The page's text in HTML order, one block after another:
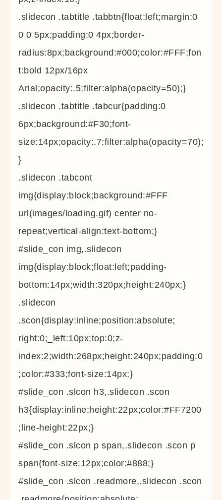
.slidecon .tabtitle .tabbtn{float:left;margin:0
0 0 5px;padding:0 4px;border-
radius:8px;background:#000;color:#FFF;fon
t:bold 12px/16px
Arial;opacity:.5;filter:alpha(opacity=50);}
.slidecon .tabtitle .tabcur{padding:0
6px;background:#F30;font-
size:14px;opacity:.7;filter:alpha(opacity=70);
}
.slidecon .tabcont
img{display:block;background:#FFF
url(images/loading.gif) center no-
repeat;vertical-align:text-bottom;}
#slide_con img,.slidecon
img{display:block;float:left;padding-
bottom:14px;width:320px;height:240px;}
.slidecon
.scon{display:inline;position:absolute;
right:0;_left:10px;top:0;z-
index:2;width:268px;height:240px;padding:0
;color:#333;font-size:14px;}
#slide_con .slcon h3,.slidecon .scon
h3{display:inline;height:22px;color:#FF7200
;line-height:22px;}
#slide_con .slcon p span,.slidecon .scon p
span{font-size:12px;color:#888;}
#slide_con .slcon .readmore,.slidecon .scon